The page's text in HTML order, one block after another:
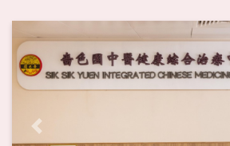
Previous